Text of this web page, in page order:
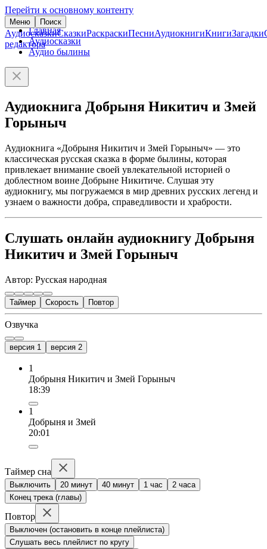
Перейти к основному контенту
Меню Поиск
АудиосказкиСказкиРаскраскиПесниАудиокнигиКнигиЗагадки
редактора
Главная
Аудиосказки
Аудио былины
Аудиокнига Добрыня Никитич и Змей
Горыныч
Аудиокнига «Добрыня Никитич и Змей Горыныч» — это
классическая русская сказка в форме былины, которая
привлекает внимание своей увлекательной историей о
доблестном воине Добрыне Никитиче. Слушая эту
аудиокнигу, мы погружаемся в мир древних русских легенд и
узнаем о важности добра, справедливости и храбрости.
Слушать онлайн аудиокнигу Добрыня
Никитич и Змей Горыныч
Автор: Русская народная
Таймер Скорость Повтор
Озвучка
версия 1 версия 2
1
Добрыня Никитич и Змей Горыныч
18:39
1
Добрыня и Змей
20:01
Таймер сна
Выключить 20 минут 40 минут 1 час
2 часа
Конец трека (главы)
Повтор
Выключен (остановить в конце плейлиста)
Слушать весь плейлист по кругу